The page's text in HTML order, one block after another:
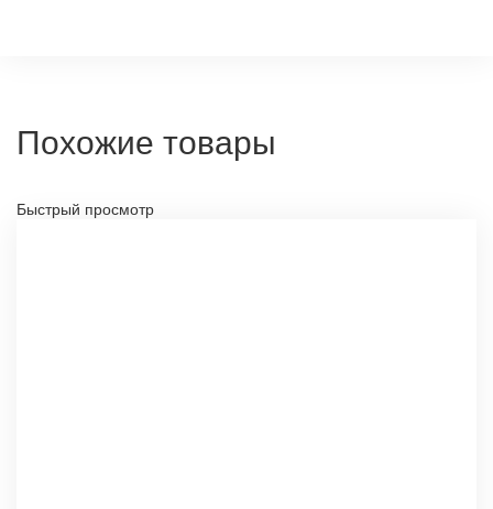
Похожие товары
Быстрый просмотр